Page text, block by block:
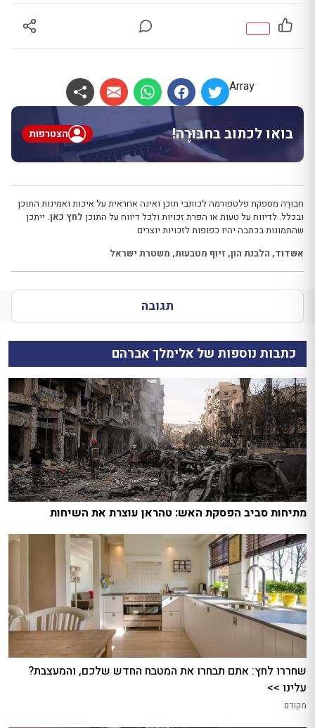
Array
בואו לכתוב בחבּוּרֶה! הצטרפות
חבּוּרֶה מספקת פלטפורמה לכותבי תוכן ואינה אחראית על איכות ואמינות התוכן
ובכלל. לדיווח על טעות או הפרת זכויות ולכל דיווח על התוכן לחץ כאן. ייתכן
שהתמונות בכתבה יהיו כפופות לזכויות יוצרים
אשדוד, הלבנת הון, זיוף מטבעות, משטרת ישראל
תגובה
כתבות נוספות של אלימלך אברהם
מתיחות סביב הפסקת האש: טהראן עוצרת את השיחות
שחררו לחץ: אתם תבחרו את המטבח החדש שלכם, והמעצבת?
עלינו >>
מקודם